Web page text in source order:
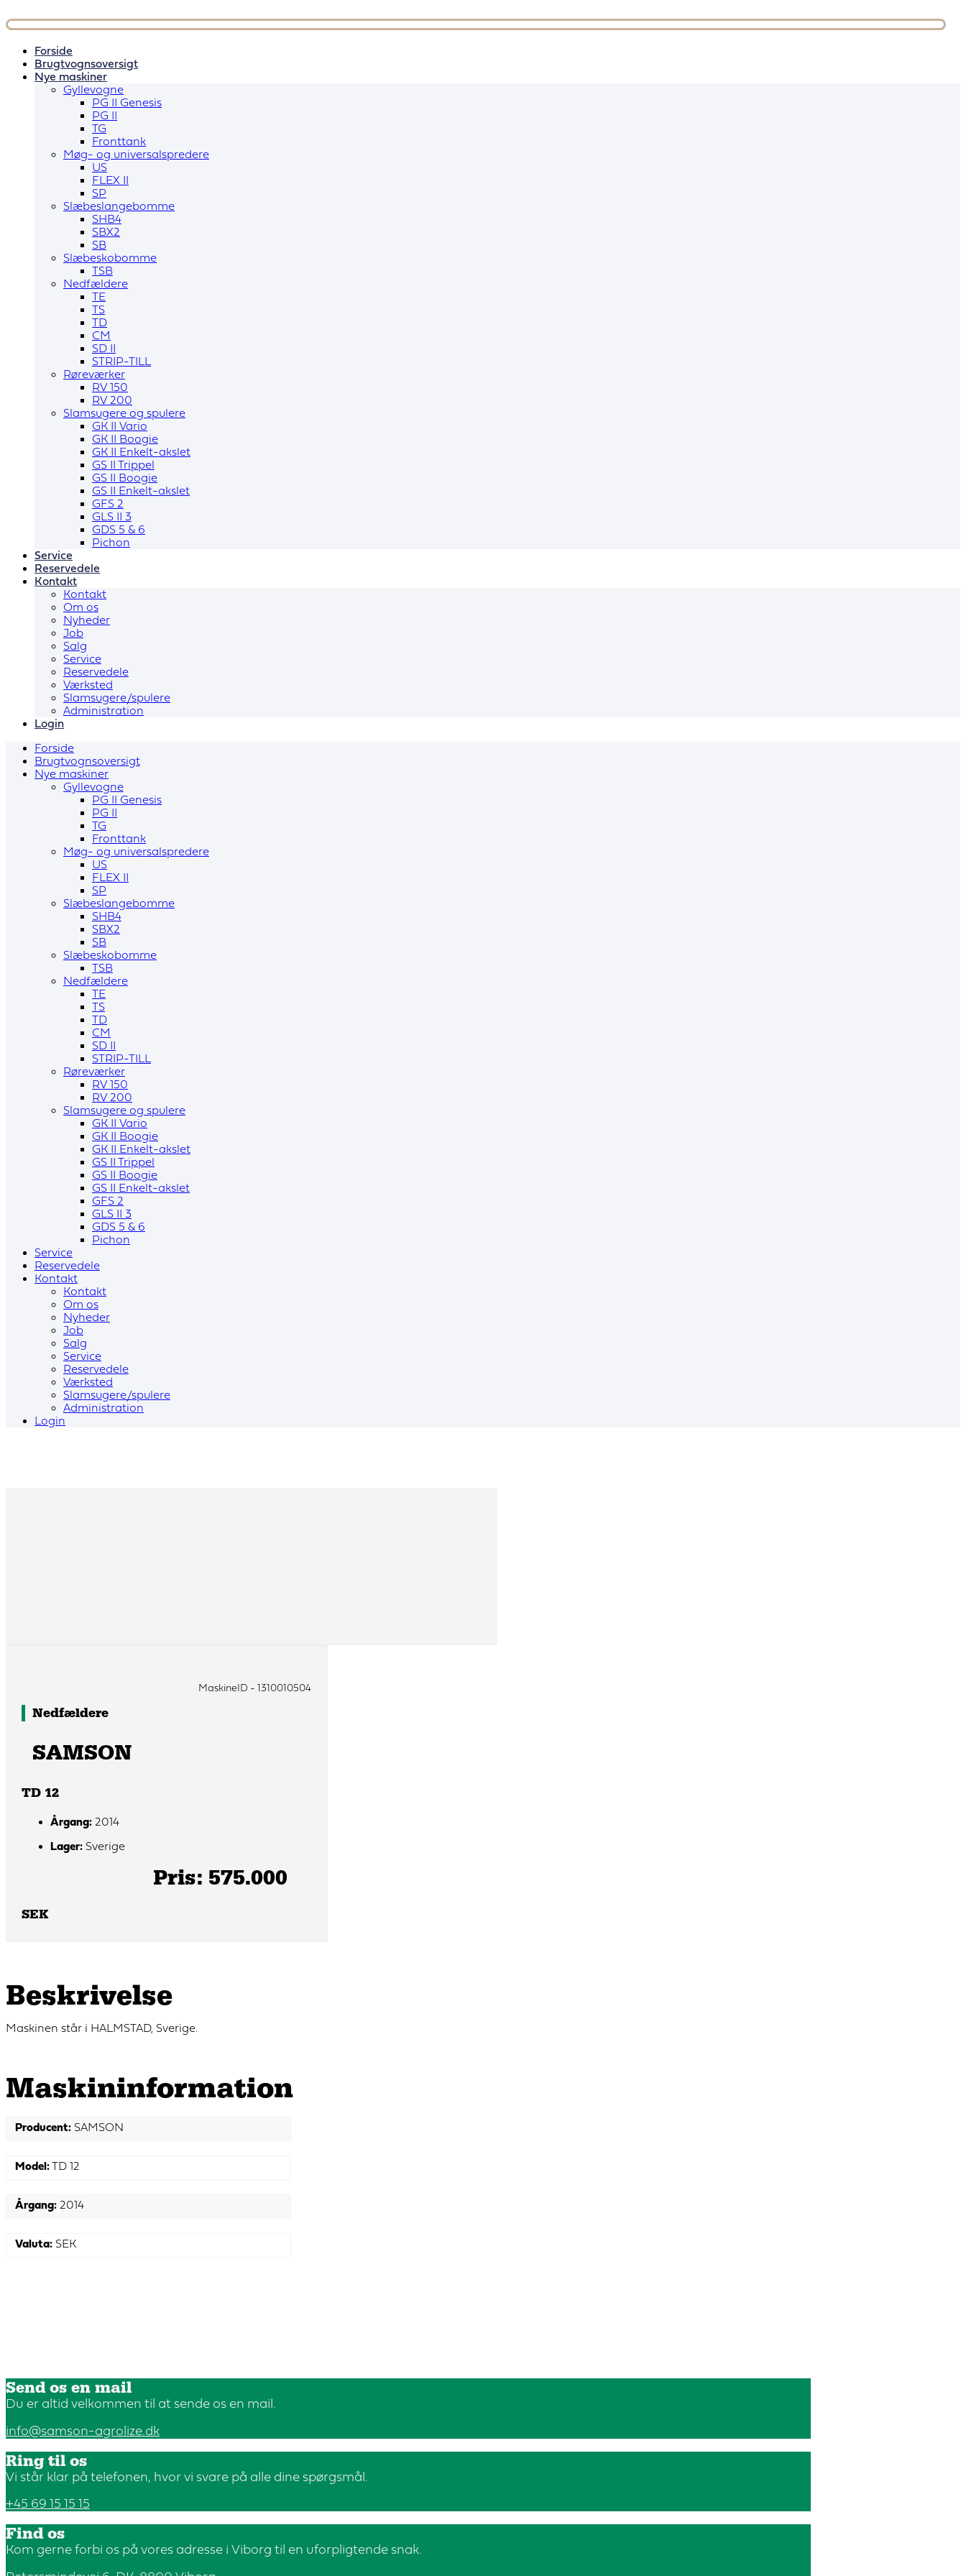
til
Forside
Brugtvognsoversigt
Nye maskiner
Gyllevogne
PG II Genesis
PG II
TG
Fronttank
Møg- og universalspredere
US
FLEX II
SP
Slæbeslangebomme
SHB4
SBX2
SB
Slæbeskobomme
TSB
Nedfældere
TE
TS
TD
CM
SD II
STRIP-TILL
Røreværker
RV 150
RV 200
Slamsugere og spulere
GK II Vario
GK II Boogie
GK II Enkelt-akslet
GS II Trippel
GS II Boogie
GS II Enkelt-akslet
GFS 2
GLS II 3
GDS 5 & 6
Pichon
Service
Reservedele
Kontakt
Kontakt
Om os
Nyheder
Job
Salg
Service
Reservedele
Værksted
Slamsugere/spulere
Administration
Login
Forside
Brugtvognsoversigt
Nye maskiner
Gyllevogne
PG II Genesis
PG II
TG
Fronttank
Møg- og universalspredere
US
FLEX II
SP
Slæbeslangebomme
SHB4
SBX2
SB
Slæbeskobomme
TSB
Nedfældere
TE
TS
TD
CM
SD II
STRIP-TILL
Røreværker
RV 150
RV 200
Slamsugere og spulere
GK II Vario
GK II Boogie
GK II Enkelt-akslet
GS II Trippel
GS II Boogie
GS II Enkelt-akslet
GFS 2
GLS II 3
GDS 5 & 6
Pichon
Service
Reservedele
Kontakt
Kontakt
Om os
Nyheder
Job
Salg
Service
Reservedele
Værksted
Slamsugere/spulere
Administration
Login
MaskineID - 1310010504
Nedfældere
SAMSON
TD 12
Årgang: 2014
Lager: Sverige
Pris: 575.000
SEK
Beskrivelse
Maskinen står i HALMSTAD, Sverige.
Maskin­information
Producent: SAMSON
Model:TD 12
Årgang: 2014
Valuta: SEK
Send os en mail
Du er altid velkommen til at sende os en mail.
info@samson-agrolize.dk
Ring til os
Vi står klar på telefonen, hvor vi svare på alle dine spørgsmål.
+45 69 15 15 15
Find os
Kom gerne forbi os på vores adresse i Viborg til en uforpligtende snak.